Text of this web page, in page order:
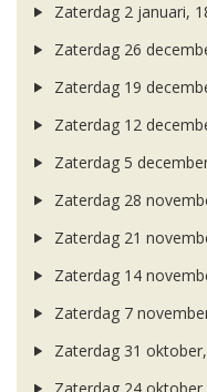
Zaterdag 2 januari,
Zaterdag 26
Zaterdag 19
Zaterdag 12
Zaterdag 5
Zaterdag 28
Zaterdag 21
Zaterdag 14
Zaterdag 7
Zaterdag 31